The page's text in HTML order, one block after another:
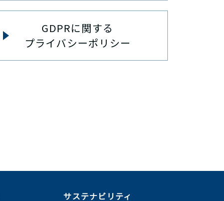
GDPRに関する
プライバシーポリシー
サステナビリティ